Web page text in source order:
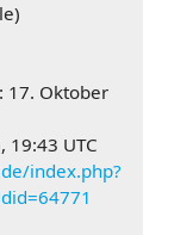
17. Oktober
19:43 UTC
index.php?